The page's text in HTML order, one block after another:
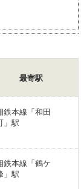
最寄駅
鉄本線「和田
」駅
鉄本線「鶴ケ
」駅